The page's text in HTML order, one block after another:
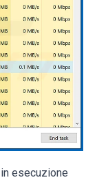
esecuzione